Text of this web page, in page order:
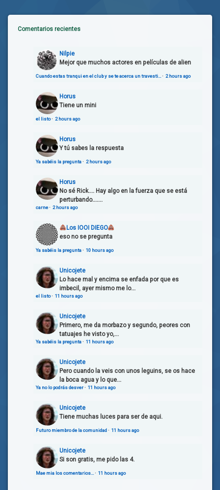
Comentarios recientes
Nilpie
Mejor que muchos actores en películas de alien
Cuando estas tranqui en el club y se te acerca un travesti… · 2 hours ago
Horus
Tiene un mini
el listo· 2 hours ago
Horus
Y tú sabes la respuesta
Ya sabéis la pregunta· 2 hours ago
Horus
No sé Rick.... Hay algo en la fuerza que se está
perturbando.......
carne· 2 hours ago
Los IOOI DIEGO
eso no se pregunta
Ya sabéis la pregunta· 10 hours ago
Unicojete
Lo hace mal y encima se enfada por que es
imbecil, ayer mismo me lo...
el listo· 11 hours ago
Unicojete
Primero, me da morbazo y segundo, peores con
tatuajes he visto yo,...
Ya sabéis la pregunta· 11 hours ago
Unicojete
Pero cuando la veis con unos leguins, se os hace
la boca agua y lo que...
Ya no lo podrás desver· 11 hours ago
Unicojete
Tiene muchas luces para ser de aqui.
Futuro miembro de la comunidad· 11 hours ago
Unicojete
Si son gratis, me pido las 4.
Mae mia los comentarios… · 11 hours ago